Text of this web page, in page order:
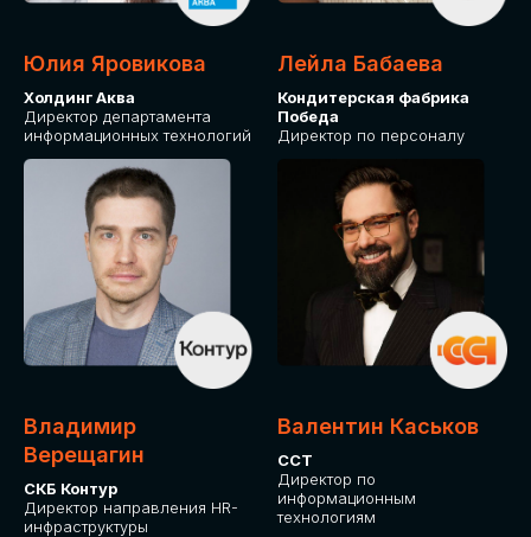
Юлия Яровикова
Холдинг Аква
Директор департамента
информационных технологий
Лейла Бабаева
Кондитерская фабрика
Победа
Директор по персоналу
Владимир
Верещагин
СКБ Контур
Директор направления HR-
инфраструктуры
Валентин Каськов
ССТ
Директор по
информационным
технологиям